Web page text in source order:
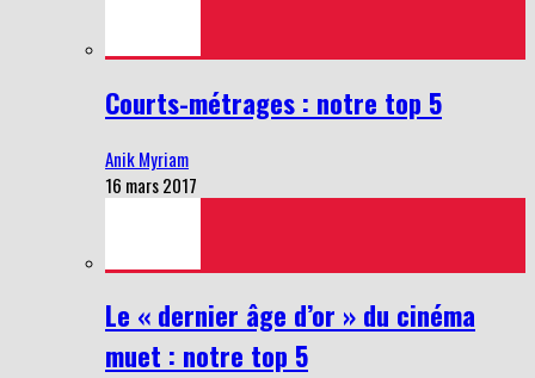
Courts-métrages : notre top 5
Anik Myriam
16 mars 2017
Le « dernier âge d’or » du cinéma
muet : notre top 5